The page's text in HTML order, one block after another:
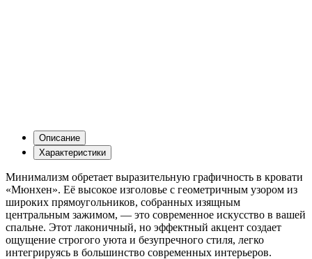
Описание
Характеристики
Минимализм обретает выразительную графичность в кровати
«Мюнхен». Её высокое изголовье с геометричным узором из
широких прямоугольников, собранных изящным
центральным зажимом, — это современное искусство в вашей
спальне. Этот лаконичный, но эффектный акцент создает
ощущение строгого уюта и безупречного стиля, легко
интегрируясь в большинство современных интерьеров.